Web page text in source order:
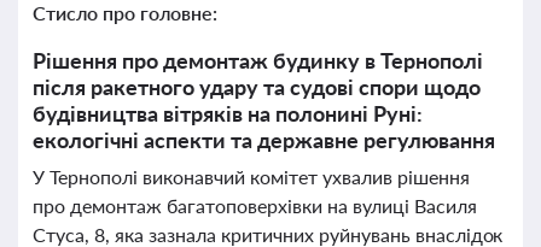
Стисло про головне:
Рішення про демонтаж будинку в Тернополі
після ракетного удару та судові спори щодо
будівництва вітряків на полонині Руні:
екологічні аспекти та державне регулювання
У Тернополі виконавчий комітет ухвалив рішення
про демонтаж багатоповерхівки на вулиці Василя
Стуса, 8, яка зазнала критичних руйнувань внаслідок